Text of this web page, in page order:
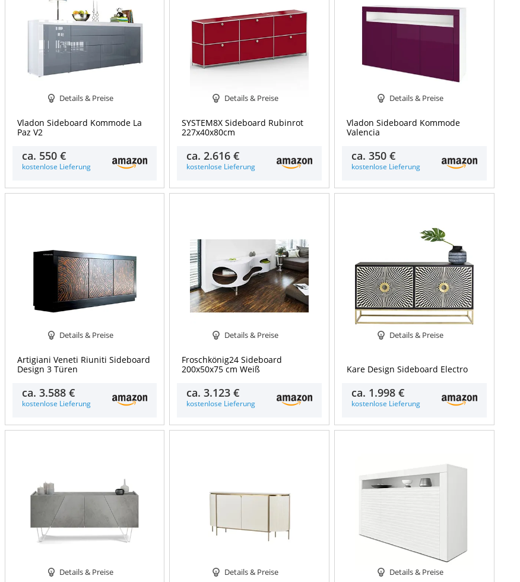
Details & Preise
Vladon Sideboard Kommode La
Paz V2
ca. 550 €
kostenlose Lieferung
Details & Preise
SYSTEM8X Sideboard Rubinrot
227x40x80cm
ca.2.616 €
kostenlose Lieferung
Details & Preise
Vladon Sideboard Kommode
Valencia
ca.350 €
kostenlose Lieferung
Details & Preise
Artigiani Veneti Riuniti Sideboard
Design 3 Türen
ca. 3.588 €
kostenlose Lieferung
Details & Preise
Froschkönig24 Sideboard
200x50x75 cm Weiß
ca.3.123 €
kostenlose Lieferung
Details & Preise
Kare Design Sideboard Electro
ca. 1.998 €
kostenlose Lieferung
Details & Preise Details & Preise Details & Preise